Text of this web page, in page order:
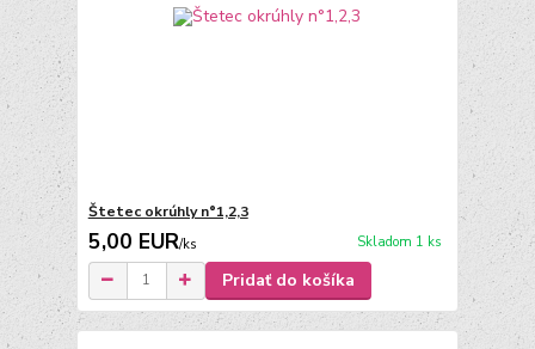
Štetec okrúhly n°1,2,3
5,00 EUR/ks Skladom 1 ks
Pridať do košíka